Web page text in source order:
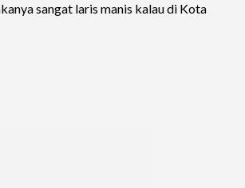
sangat laris manis kalau di Kota